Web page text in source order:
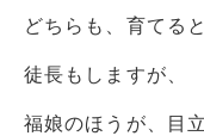
どちらも、育てる
徒長もしますが、
福娘のほうが、目